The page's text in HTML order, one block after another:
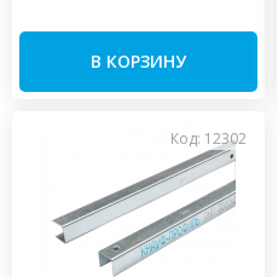
В КОРЗИНУ
Код: 12302